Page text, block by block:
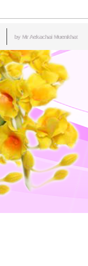
by Mr.Aekachai Muenkhat